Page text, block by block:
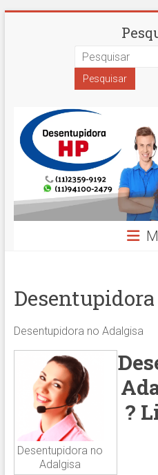
Paulo
Hidro
Prime
Desentupidora no Adalgisa
Desentupidora no
Adalgisa
?